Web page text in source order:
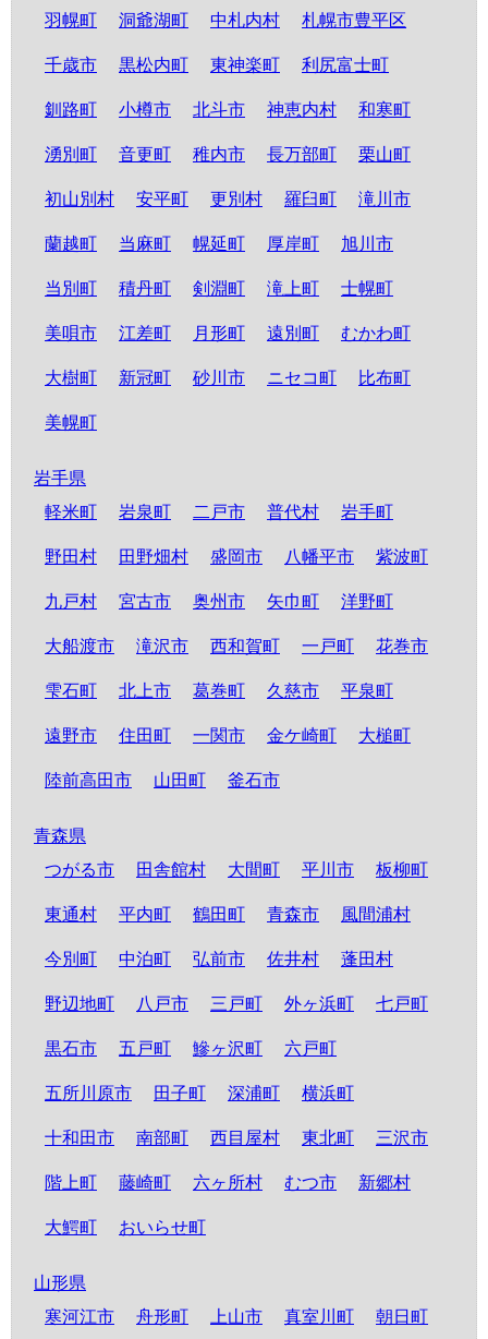
羽幌町 洞爺湖町 中札内村 札幌市豊平区
千歳市 黒松内町 東神楽町 利尻富士町
釧路町 小樽市 北斗市 神恵内村 和寒町
湧別町 音更町 稚内市 長万部町 栗山町
初山別村 安平町 更別村 羅臼町 滝川市
蘭越町 当麻町 幌延町 厚岸町 旭川市
当別町 積丹町 剣淵町 滝上町 士幌町
美唄市 江差町 月形町 遠別町 むかわ町
大樹町 新冠町 砂川市 ニセコ町 比布町
美幌町
岩手県
軽米町
岩泉町 二戸市 普代村 岩手町
野田村 田野畑村 盛岡市 八幡平市 紫波町
九戸村 宮古市 奥州市 矢巾町 洋野町
大船渡市 滝沢市 西和賀町 一戸町 花巻市
雫石町 北上市 葛巻町 久慈市 平泉町
遠野市 住田町 一関市 金ケ崎町 大槌町
陸前高田市 山田町 釜石市
青森県
つがる市
田舎館村 大間町 平川市 板柳町
東通村 平内町 鶴田町 青森市 風間浦村
今別町 中泊町 弘前市 佐井村 蓬田村
野辺地町 八戸市 三戸町 外ヶ浜町 七戸町
黒石市 五戸町 鰺ヶ沢町 六戸町
五所川原市 田子町 深浦町 横浜町
十和田市 南部町 西目屋村 東北町 三沢市
階上町 藤崎町 六ヶ所村 むつ市 新郷村
大鰐町 おいらせ町
山形県
寒河江市
舟形町 上山市 真室川町 朝日町